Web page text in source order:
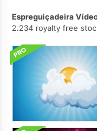
Espreguiçadeira
2.234 royalty free